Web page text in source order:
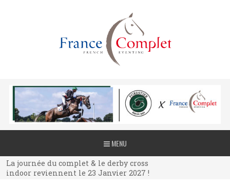
MENU
La journée du complet & le derby cross
indoor reviennent le 23 Janvier 2027 !
La journée du complet & le derby cross
indoor reviennent le 23 Janvier 2027 !